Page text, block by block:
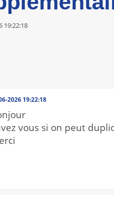
19:22:18
2026 19:22:18
vous si on peut